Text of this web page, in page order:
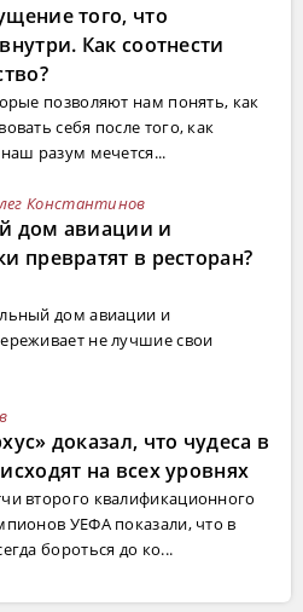
того, что
Как соотнести
позволяют нам понять, как
себя после того, как
разум мечется...
Константинов
дом авиации и
превратят в ресторан?
дом авиации и
не лучшие свои
доказал, что чудеса в
на всех уровнях
второго квалификационного
УЕФА показали, что в
бороться до ко...